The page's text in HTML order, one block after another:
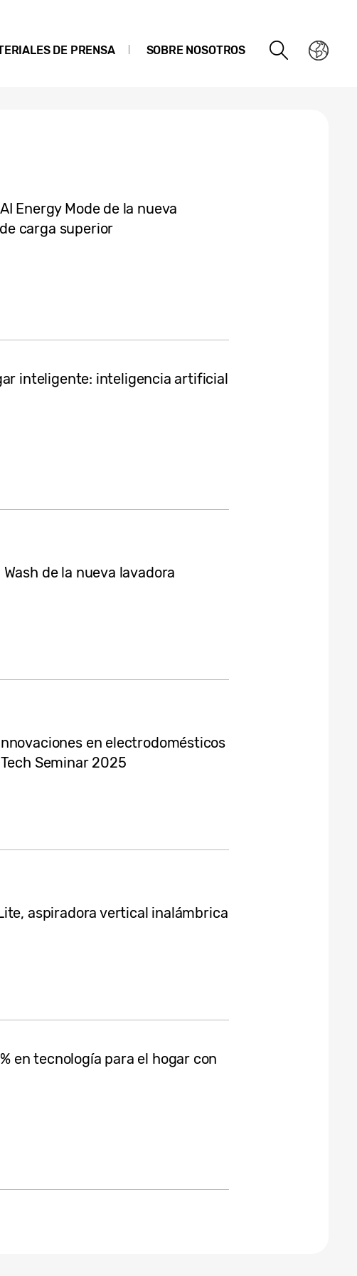
DE PRENSA SOBRE NOSOTROS
Energy Mode de la nueva
carga superior
inteligente: inteligencia artificial
de la nueva lavadora
en electrodomésticos
Seminar 2025
aspiradora vertical inalámbrica
en tecnología para el hogar con